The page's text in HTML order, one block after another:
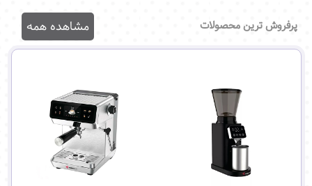
پرفروش ترین محصولات مشاهده همه